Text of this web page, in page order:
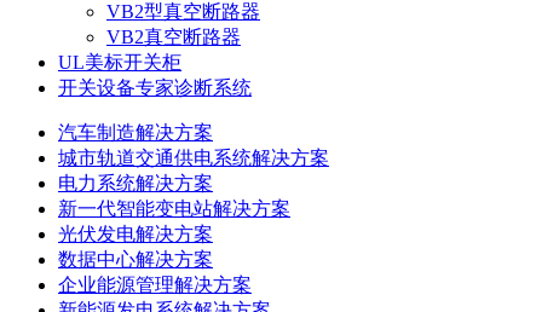
VB2型真空断路器
VB2真空断路器
UL美标开关柜
开关设备专家诊断系统
汽车制造解决方案
城市轨道交通供电系统解决方案
电力系统解决方案
新一代智能变电站解决方案
光伏发电解决方案
数据中心解决方案
企业能源管理解决方案